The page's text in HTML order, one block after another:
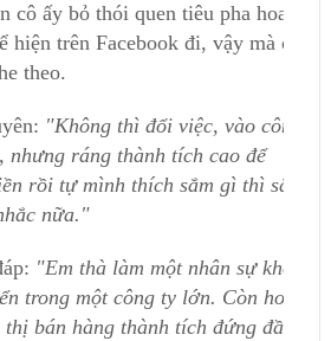
cô ấy bỏ thói quen tiêu pha hoang
hiện trên Facebook đi, vậy mà cô
theo.
"Không thì đổi việc, vào công
nhưng ráng thành tích cao để
rồi tự mình thích sắm gì thì sắm.
nữa."
"Em thà làm một nhân sự không
trong một công ty lớn. Còn hơn
bán hàng thành tích đứng đầu